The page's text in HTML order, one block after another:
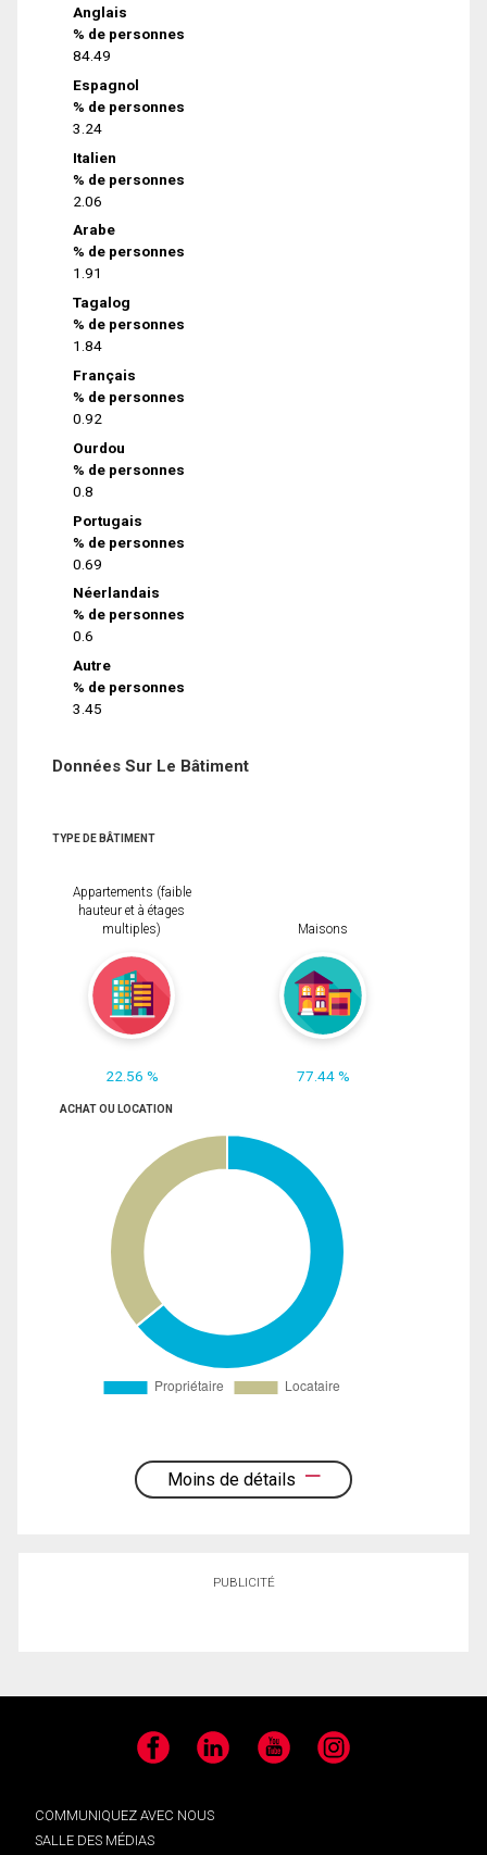
Anglais
% de personnes
84.49
Espagnol
% de personnes
3.24
Italien
% de personnes
2.06
Arabe
% de personnes
1.91
Tagalog
% de personnes
1.84
Français
% de personnes
0.92
Ourdou
% de personnes
0.8
Portugais
% de personnes
0.69
Néerlandais
% de personnes
0.6
Autre
% de personnes
3.45
Données Sur Le Bâtiment
TYPE DE BÂTIMENT
Appartements (faible
hauteur et à étages
multiples)
22.56 %
Maisons
77.44 %
ACHAT OU LOCATION
Moins de détails
PUBLICITÉ
Facebook LinkedIn YouTube Instagram
COMMUNIQUEZ AVEC NOUS
SALLE DES MÉDIAS